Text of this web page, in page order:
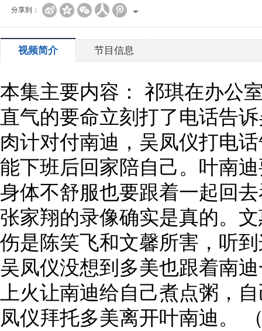
分享到：
视频简介 节目信息
本集主要内容： 祁琪在办公
直气的要命立刻打了电话告
肉计对付南迪，吴凤仪打电
能下班后回家陪自己。叶南
身体不舒服也要跟着一起回
张家翔的录像确实是真的。
伤是陈笑飞和文馨所害，听
吴凤仪没想到多美也跟着南
上火让南迪给自己煮点粥，
凤仪拜托多美离开叶南迪。